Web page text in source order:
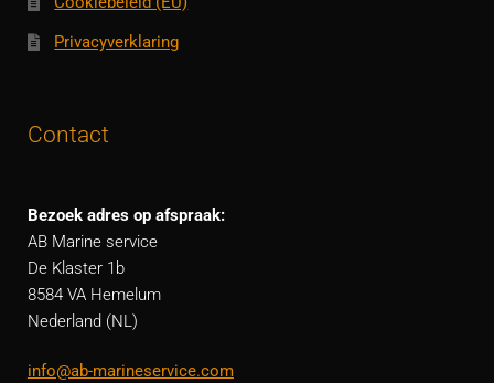
Privacyverklaring
Contact
Bezoek adres op afspraak:
AB Marine service
De Klaster 1b
8584 VA Hemelum
Nederland (NL)
info@ab-marineservice.com